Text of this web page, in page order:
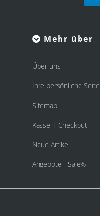
Mehr über
Über uns
Ihre persönliche Seite
Sitemap
Kasse | Checkout
Neue Artikel
Angebote - Sale%